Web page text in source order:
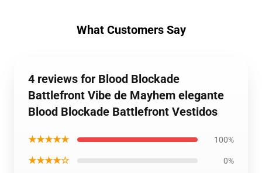
What Customers Say
4 reviews for Blood Blockade
Battlefront Vibe de Mayhem elegante
Blood Blockade Battlefront Vestidos
★★★★★ 100%
★★★★☆ 0%